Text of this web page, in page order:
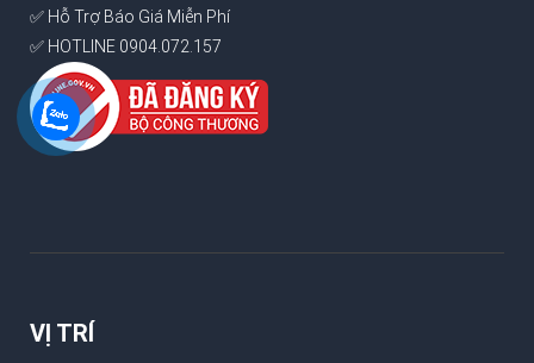
✅ Hỗ Trợ Báo Giá Miễn Phí
✅ HOTLINE 0904.072.157
VỊ TRÍ